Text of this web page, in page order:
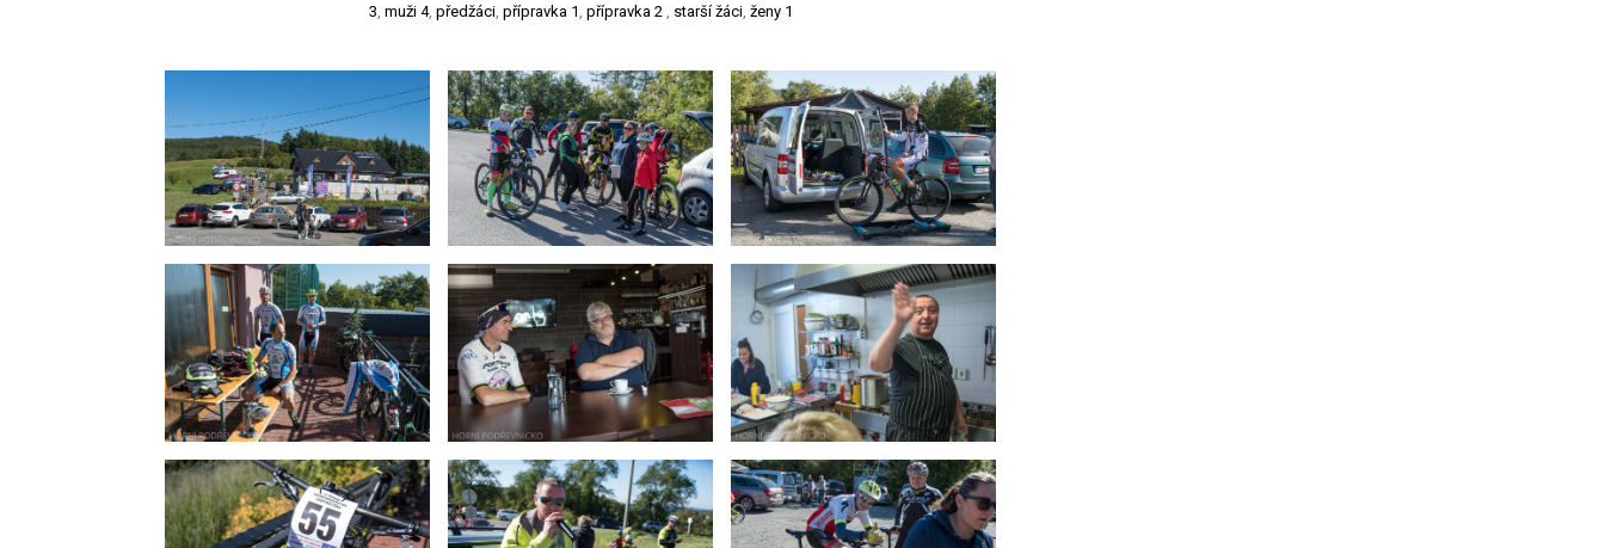
3 muži 4, předžáci, přípravka 1 přípravka 2 starší žáci, ženy 1